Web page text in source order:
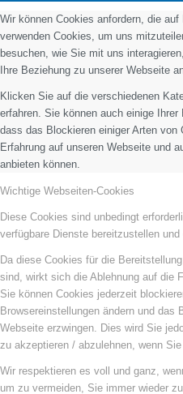
Wir können Cookies anfordern, die
verwenden Cookies, um uns
besuchen, wie Sie mit uns
Ihre Beziehung zu unserer Webseite
Klicken Sie auf die verschiedenen
erfahren. Sie können auch einige
dass das Blockieren einiger Arten von
Erfahrung auf unseren Webseite und
anbieten können.
Wichtige Webseiten-Cookies
Diese Cookies sind unbedingt
verfügbare Dienste bereitzustellen
Da diese Cookies für die
sind, wirkt sich die Ablehnung auf die
Sie können Cookies jederzeit
Browsereinstellungen ändern und das
Webseite erzwingen. Dies wird Sie
zu akzeptieren / abzulehnen, wenn
Wir respektieren es voll und ganz,
um zu vermeiden, Sie immer wieder